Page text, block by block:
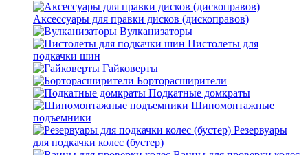
Аксессуары для правки дисков (дископравов)
Вулканизаторы
Пистолеты для
подкачки шин
Гайковерты
Борторасширители
Подкатные домкраты
Шиномонтажные
подъемники
Резервуары
для подкачки колес (бустер)